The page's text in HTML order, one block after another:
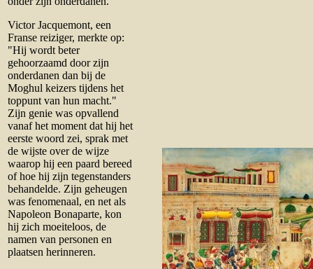
Victor Jacquemont, een
Franse reiziger, merkte op:
"Hij wordt beter
gehoorzaamd door zijn
onderdanen dan bij de
Moghul keizers tijdens het
toppunt van hun macht."
Zijn genie was opvallend
vanaf het moment dat hij het
eerste woord zei, sprak met
de wijste over de wijze
waarop hij een paard bereed
of hoe hij zijn tegenstanders
behandelde. Zijn geheugen
was fenomenaal, en net als
Napoleon Bonaparte, kon
hij zich moeiteloos, de
namen van personen en
plaatsen herinneren.